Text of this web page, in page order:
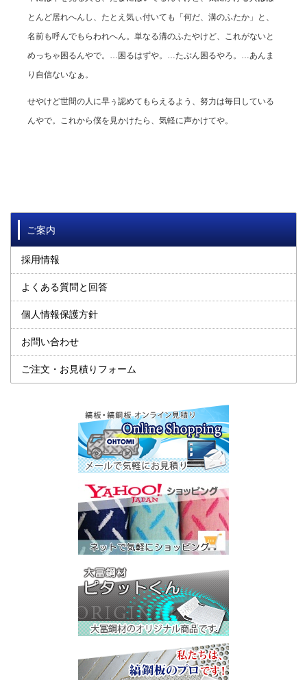
とんど居れへんし、たとえ気ぃ付いても「何だ、溝のふたか」と、
名前も呼んでもらわれへん。単なる溝のふたやけど、これがないと
めっちゃ困るんやで。…困るはずや。…たぶん困るやろ。…あんま
り自信ないなぁ。
せやけど世間の人に早ぅ認めてもらえるよう、努力は毎日している
んやで。これから僕を見かけたら、気軽に声かけてや。
ご案内
採用情報
よくある質問と回答
個人情報保護方針
お問い合わせ
ご注文・お見積りフォーム